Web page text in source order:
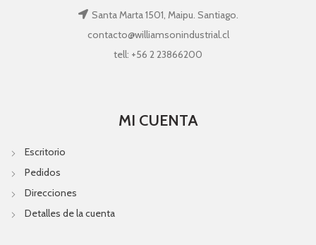
Santa Marta 1501, Maipu. Santiago.
contacto@williamsonindustrial.cl
tell: +56 2 23866200
MI CUENTA
Escritorio
Pedidos
Direcciones
Detalles de la cuenta